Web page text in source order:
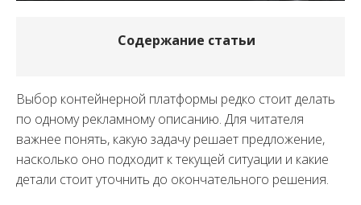
Содержание статьи
Выбор контейнерной платформы редко стоит делать
по одному рекламному описанию. Для читателя
важнее понять, какую задачу решает предложение,
насколько оно подходит к текущей ситуации и какие
детали стоит уточнить до окончательного решения.